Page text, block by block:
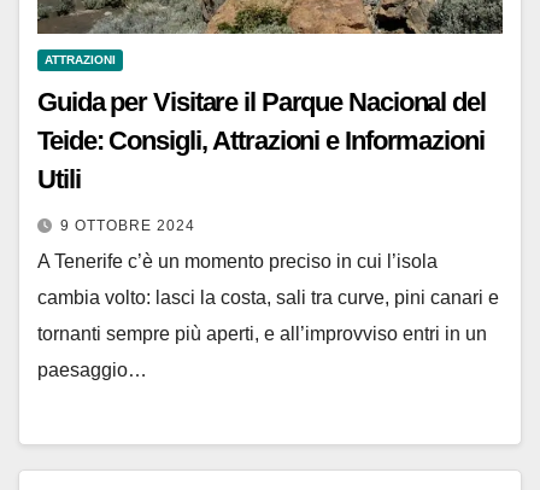
ATTRAZIONI
Guida per Visitare il Parque Nacional del
Teide: Consigli, Attrazioni e Informazioni
Utili
9 OTTOBRE 2024
A Tenerife c’è un momento preciso in cui l’isola
cambia volto: lasci la costa, sali tra curve, pini canari e
tornanti sempre più aperti, e all’improvviso entri in un
paesaggio…